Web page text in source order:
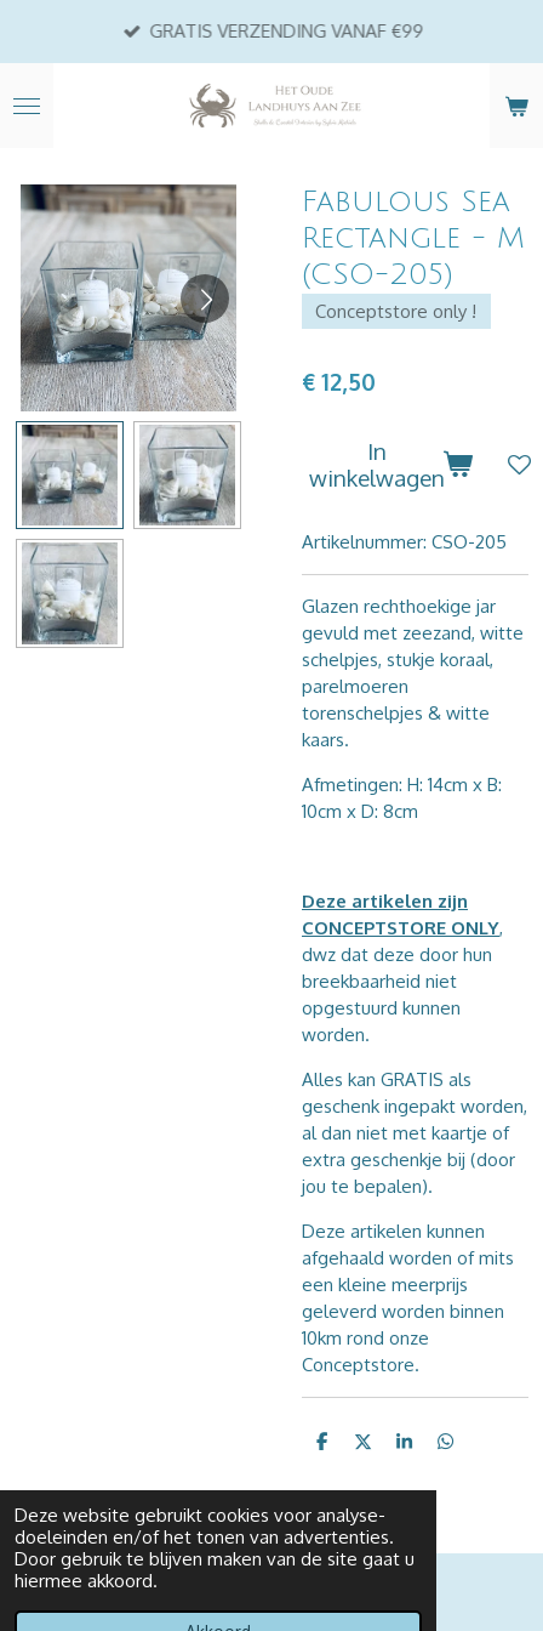
Deze website gebruikt cookies voor analyse-
doeleinden en/of het tonen van advertenties.
Door gebruik te blijven maken van de site gaat u
hiermee akkoord.
de
GRATIS VERZENDING VANAF €99
Fabulous Sea
Rectangle - M
(CSO-205)
Conceptstore only !
€ 12,50
In
winkelwagen
Artikelnummer: CSO-205
Glazen rechthoekige jar
gevuld met zeezand, witte
schelpjes, stukje koraal,
parelmoeren
torenschelpjes & witte
kaars.
Afmetingen: H: 14cm x B:
10cm x D: 8cm
Deze artikelen zijn
CONCEPTSTORE ONLY,
dwz dat deze door hun
breekbaarheid niet
opgestuurd kunnen
worden.
Alles kan GRATIS als
geschenk ingepakt worden,
al dan niet met kaartje of
extra geschenkje bij (door
jou te bepalen).
Deze artikelen kunnen
afgehaald worden of mits
een kleine meerprijs
geleverd worden binnen
10km rond onze
Conceptstore.
D
n
D
S
D